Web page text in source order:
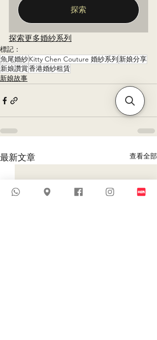
探索
探索更多婚紗系列
標記：
魚尾婚紗Kitty Chen Couture 婚紗系列 新娘分享
新娘讚賞香港婚紗租賃
新娘故事
最新文章 查看全部